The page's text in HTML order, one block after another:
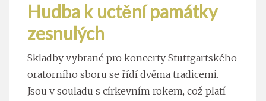
Hudba k uctění památky
zesnulých
Skladby vybrané pro koncerty Stuttgartského
oratorního sboru se řídí dvěma tradicemi.
Jsou v souladu s církevním rokem, což platí